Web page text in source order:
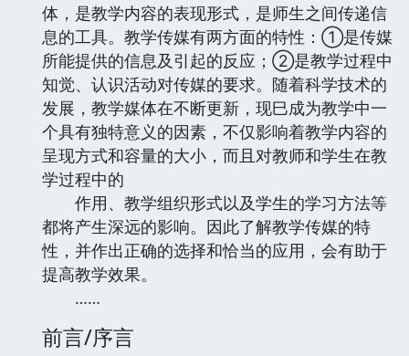
体，是教学内容的表现形式，是师生之间传递信
息的工具。教学传媒有两方面的特性：①是传媒
所能提供的信息及引起的反应；②是教学过程中
知觉、认识活动对传媒的要求。随着科学技术的
发展，教学媒体在不断更新，现巳成为教学中一
个具有独特意义的因素，不仅影响着教学内容的
呈现方式和容量的大小，而且对教师和学生在教
学过程中的
作用、教学组织形式以及学生的学习方法等
都将产生深远的影响。因此了解教学传媒的特
性，并作出正确的选择和恰当的应用，会有助于
提高教学效果。
……
前言/序言